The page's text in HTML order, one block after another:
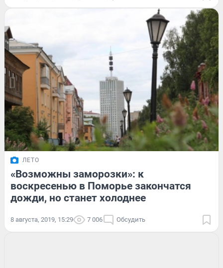
ЛЕТО
«Возможны заморозки»: к
воскресенью в Поморье закончатся
дожди, но станет холоднее
8 августа, 2019, 15:29 7 006 Обсудить